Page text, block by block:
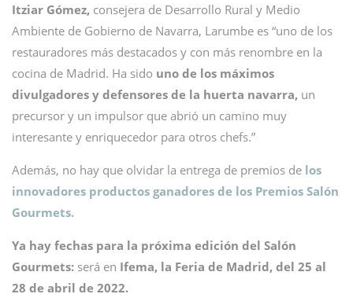
Itziar Gómez, consejera de Desarrollo Rural y Medio
Ambiente de Gobierno de Navarra, Larumbe es “uno de los
restauradores más destacados y con más renombre en la
cocina de Madrid. Ha sido uno de los máximos
divulgadores y defensores de la huerta navarra, un
precursor y un impulsor que abrió un camino muy
interesante y enriquecedor para otros chefs.”
Además, no hay que olvidar la entrega de premios de los
innovadores productos ganadores de los Premios Salón
Gourmets.
Ya hay fechas para la próxima edición del Salón
Gourmets: será en Ifema, la Feria de Madrid, del 25 al
28 de abril de 2022.